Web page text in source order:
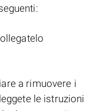
a rimuovere i
le istruzioni